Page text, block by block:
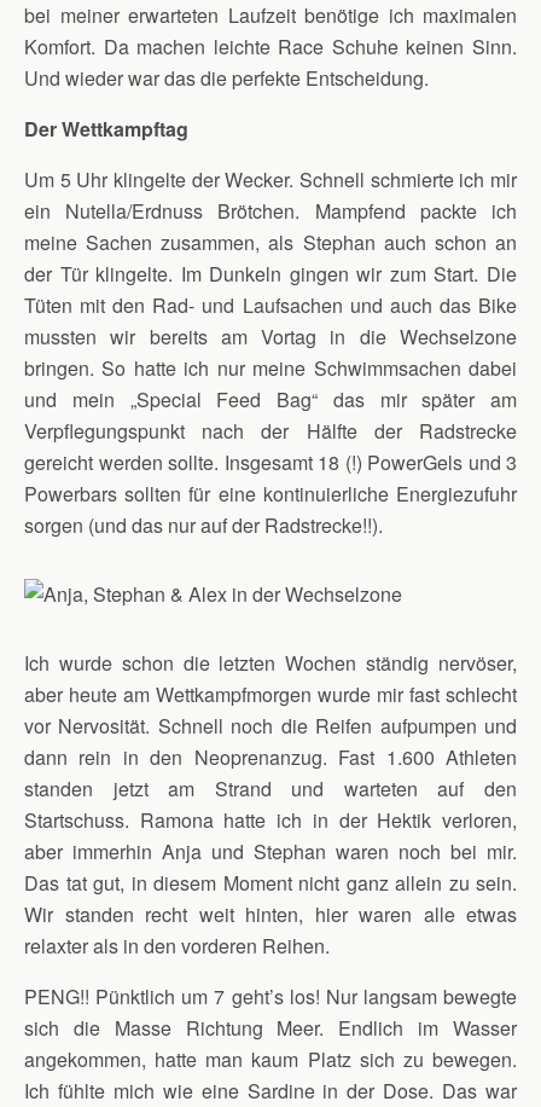
bei meiner erwarteten Laufzeit benötige ich maximalen
Komfort. Da machen leichte Race Schuhe keinen Sinn.
Und wieder war das die perfekte Entscheidung.
Der Wettkampftag
Um 5 Uhr klingelte der Wecker. Schnell schmierte ich mir
ein Nutella/Erdnuss Brötchen. Mampfend packte ich
meine Sachen zusammen, als Stephan auch schon an
der Tür klingelte. Im Dunkeln gingen wir zum Start. Die
Tüten mit den Rad- und Laufsachen und auch das Bike
mussten wir bereits am Vortag in die Wechselzone
bringen. So hatte ich nur meine Schwimmsachen dabei
und mein „Special Feed Bag“ das mir später am
Verpflegungspunkt nach der Hälfte der Radstrecke
gereicht werden sollte. Insgesamt 18 (!) PowerGels und 3
Powerbars sollten für eine kontinuierliche Energiezufuhr
sorgen (und das nur auf der Radstrecke!!).
Ich wurde schon die letzten Wochen ständig nervöser,
aber heute am Wettkampfmorgen wurde mir fast schlecht
vor Nervosität. Schnell noch die Reifen aufpumpen und
dann rein in den Neoprenanzug. Fast 1.600 Athleten
standen jetzt am Strand und warteten auf den
Startschuss. Ramona hatte ich in der Hektik verloren,
aber immerhin Anja und Stephan waren noch bei mir.
Das tat gut, in diesem Moment nicht ganz allein zu sein.
Wir standen recht weit hinten, hier waren alle etwas
relaxter als in den vorderen Reihen.
PENG!! Pünktlich um 7 geht’s los! Nur langsam bewegte
sich die Masse Richtung Meer. Endlich im Wasser
angekommen, hatte man kaum Platz sich zu bewegen.
Ich fühlte mich wie eine Sardine in der Dose. Das war